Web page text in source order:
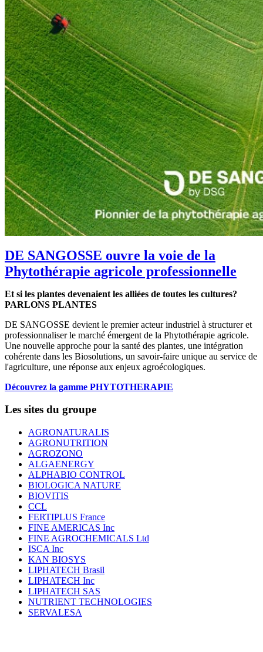
DE SANGOSSE ouvre la voie de la
Phytothérapie agricole professionnelle
Et si les plantes devenaient les alliées de toutes les cultures?
PARLONS PLANTES
DE SANGOSSE devient le premier acteur industriel à structurer et
professionnaliser le marché émergent de la Phytothérapie agricole.
Une nouvelle approche pour la santé des plantes, une intégration
cohérente dans les Biosolutions, un savoir-faire unique au service de
l'agriculture, une réponse aux enjeux agroécologiques.
Découvrez la gamme PHYTOTHERAPIE
Les sites du groupe
AGRONATURALIS
AGRONUTRITION
AGROZONO
ALGAENERGY
ALPHABIO CONTROL
BIOLOGICA NATURE
BIOVITIS
CCL
FERTIPLUS France
FINE AMERICAS Inc
FINE AGROCHEMICALS Ltd
ISCA Inc
KAN BIOSYS
LIPHATECH Brasil
LIPHATECH Inc
LIPHATECH SAS
NUTRIENT TECHNOLOGIES
SERVALESA